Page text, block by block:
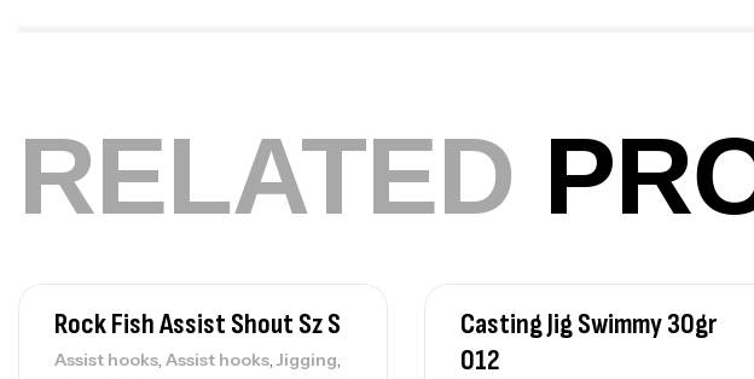
RELATED
Rock Fish Assist Shout Sz S
Assist hooks, Assist hooks, Jigging,
Casting Jig Swimmy 30gr
012